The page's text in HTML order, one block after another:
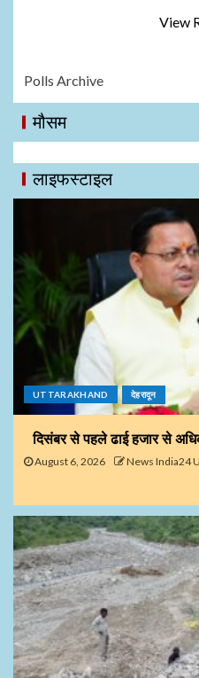
View
Polls Archive
मौसम
लाइफस्टाइल
UTTARAKHAND देहरादून
दिसंबर से पहले ढाई हजार से
August 6, 2026 News India24